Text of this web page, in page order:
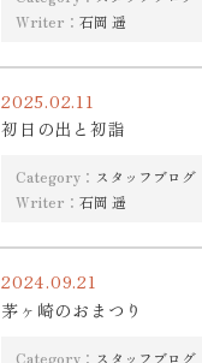
Writer： 石岡 遥
2025.02.11
初日の出と初詣
Category： スタッフブログ
Writer： 石岡 遥
2024.09.21
茅ヶ崎のおまつり
Category： スタッフブログ